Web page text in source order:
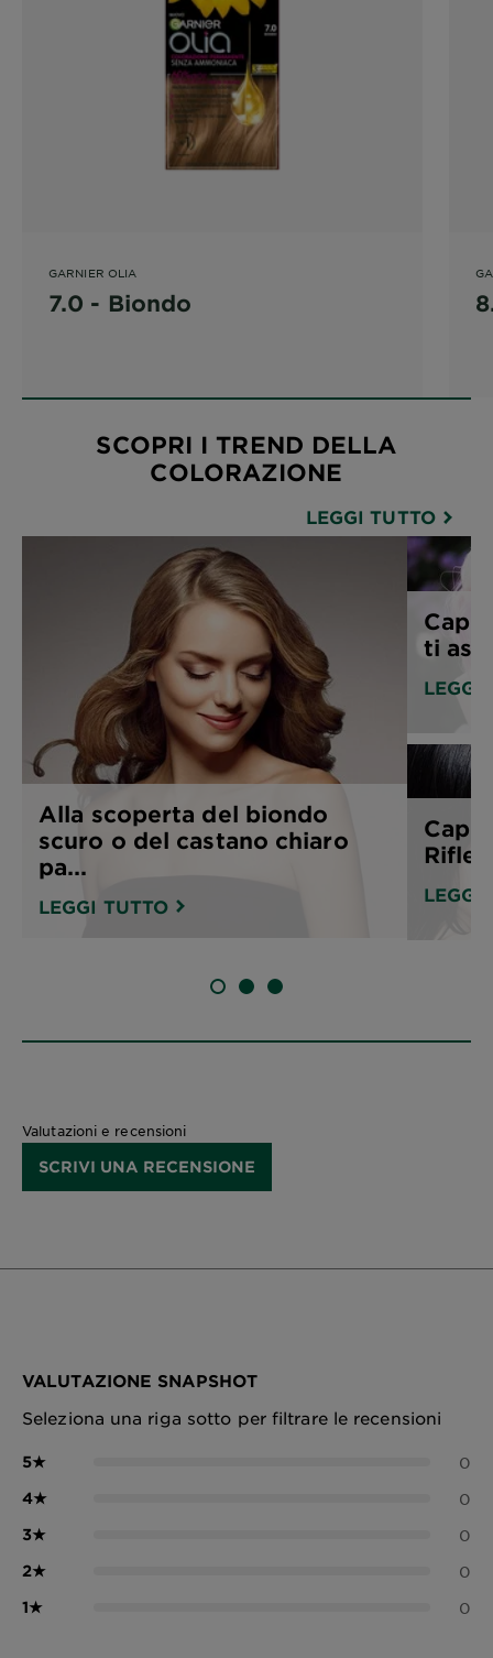
GARNIER OLIA
7.0 - Biondo
SCOPRI I TREND DELLA
COLORAZIONE
LEGGI TUTTO
Alla scoperta del biondo
scuro o del castano chiaro
pa...
LEGGI TUTTO
ti
LEGGI
LEGGI
SLIDE 1
SLIDE 2SLIDE 3
Valutazioni e recensioni
SCRIVI UNA RECENSIONE
VALUTAZIONE SNAPSHOT
Seleziona una riga sotto per filtrare le recensioni
5★ 0
4★ 0
3★ 0
2★ 0
1★ 0